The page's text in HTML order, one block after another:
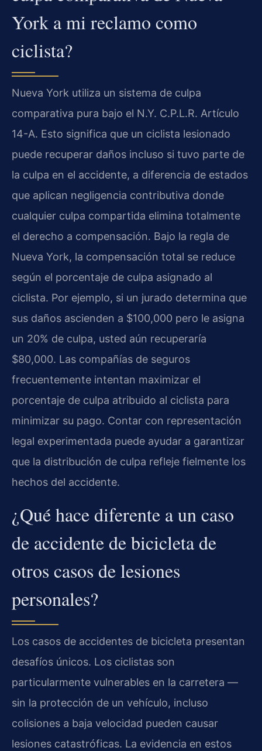
York a mi reclamo como
ciclista?
Nueva York utiliza un sistema de culpa
comparativa pura bajo el N.Y. C.P.L.R. Artículo
14-A. Esto significa que un ciclista lesionado
puede recuperar daños incluso si tuvo parte de
la culpa en el accidente, a diferencia de estados
que aplican negligencia contributiva donde
cualquier culpa compartida elimina totalmente
el derecho a compensación. Bajo la regla de
Nueva York, la compensación total se reduce
según el porcentaje de culpa asignado al
ciclista. Por ejemplo, si un jurado determina que
sus daños ascienden a $100,000 pero le asigna
un 20% de culpa, usted aún recuperaría
$80,000. Las compañías de seguros
frecuentemente intentan maximizar el
porcentaje de culpa atribuido al ciclista para
minimizar su pago. Contar con representación
legal experimentada puede ayudar a garantizar
que la distribución de culpa refleje fielmente los
hechos del accidente.
¿Qué hace diferente a un caso
de accidente de bicicleta de
otros casos de lesiones
personales?
Los casos de accidentes de bicicleta presentan
desafíos únicos. Los ciclistas son
particularmente vulnerables en la carretera —
sin la protección de un vehículo, incluso
colisiones a baja velocidad pueden causar
lesiones catastróficas. La evidencia en estos